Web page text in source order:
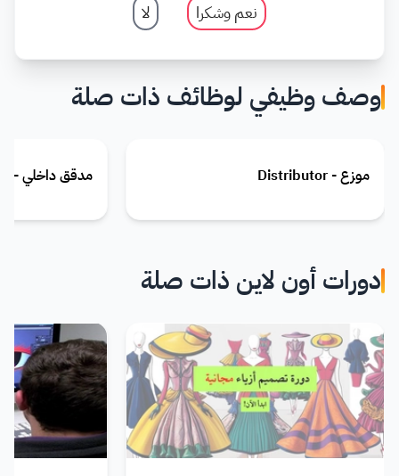
نعم وشكرا لا
وصف وظيفي لوظائف ذات صلة
موزع - Distributor مدقق داخلي - Internal Auditor
دورات أون لاين ذات صلة